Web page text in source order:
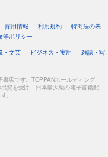
採用情報 利用規約
特商法の表
等ポリシー
・文芸 ビジネス・実用
雑誌・写
店です。TOPPANホールディング
資を受け、日本最大級の電子書籍配
。